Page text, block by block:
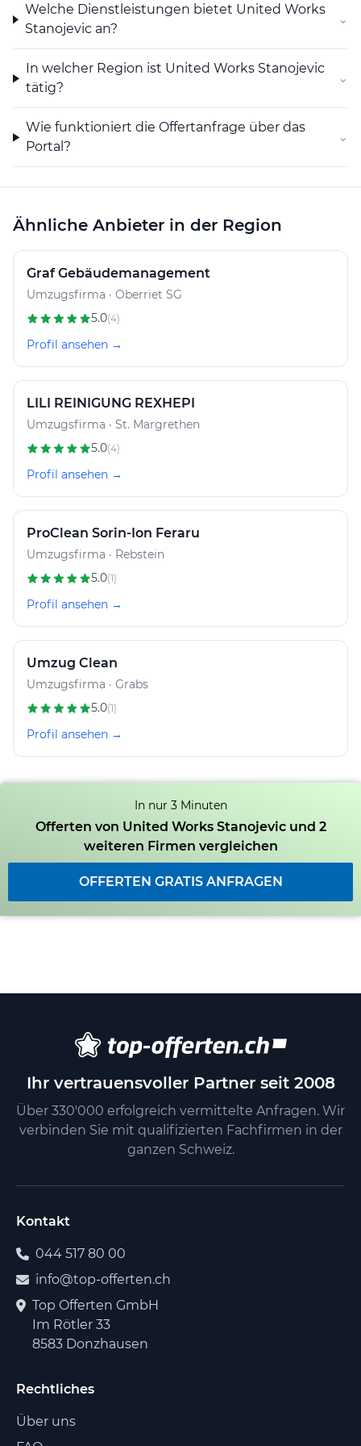
und Privatpersonen unkompliziert von den
angebotenen Services profitieren. Interessierte können
sich direkt an United Works Stanojevic wenden, um
eine Offerte anzufordern und individuelle Fragen zu
klären.
Welche Dienstleistungen bietet United Works
Stanojevic an?
⌄
In welcher Region ist United Works Stanojevic
tätig?
⌄
Wie funktioniert die Offertanfrage über das
Portal?
⌄
Ähnliche Anbieter in der Region
Graf Gebäudemanagement
Umzugsfirma · Oberriet SG
5.0(4)
Profil ansehen →
LILI REINIGUNG REXHEPI
Umzugsfirma · St. Margrethen
5.0(4)
Profil ansehen →
ProClean Sorin-Ion Feraru
Umzugsfirma · Rebstein
5.0(1)
Profil ansehen →
Umzug Clean
Umzugsfirma · Grabs
5.0(1)
Profil ansehen →
In nur 3 Minuten
Offerten von United Works Stanojevic und 2
weiteren Firmen vergleichen
OFFERTEN GRATIS ANFRAGEN
Ihr vertrauensvoller Partner seit 2008
Über 330'000 erfolgreich vermittelte Anfragen. Wir
verbinden Sie mit qualifizierten Fachfirmen in der
ganzen Schweiz.
Kontakt
044 517 80 00
info@top-offerten.ch
Top Offerten GmbH
Im Rötler 33
8583 Donzhausen
Rechtliches
Über uns